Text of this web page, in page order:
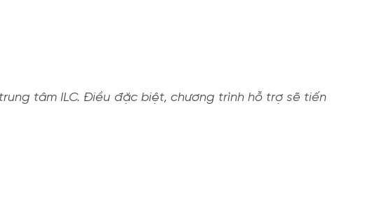
tâm ILC. Điều đặc biệt, chương trình hỗ trợ sẽ tiến